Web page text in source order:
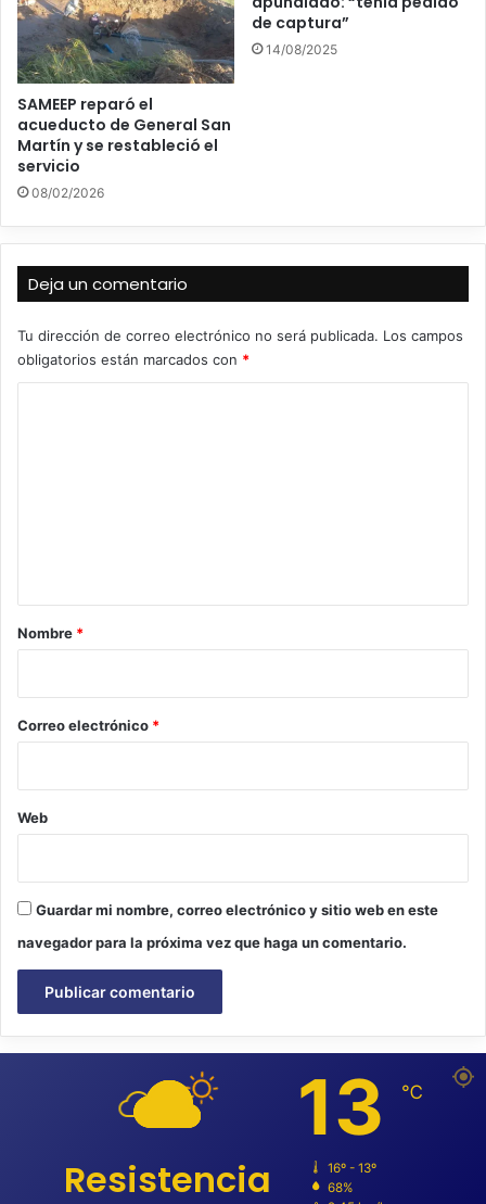
SAMEEP reparó el
acueducto de General San
Martín y se restableció el
servicio
08/02/2026
de captura”
14/08/2025
Deja un comentario
Tu dirección de correo electrónico no será publicada. Los campos
obligatorios están marcados con *
r
*
Nombre *
Correo electrónico *
Web
Guardar mi nombre, correo electrónico y sitio web en este
navegador para la próxima vez que haga un comentario.
Resistencia
13 ℃
16º - 13º
68%